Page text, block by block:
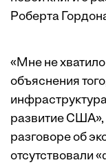
Роберта
«Мне не хватило
объяснения
развитие США»,
разговоре об
отсутствовали